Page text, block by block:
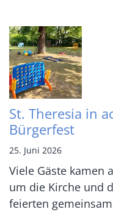
St. Theresia in
Bürgerfest
25. Juni 2026
Viele Gäste kamen
um die Kirche und
feierten